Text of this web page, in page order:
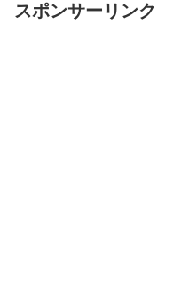
スポンサーリンク